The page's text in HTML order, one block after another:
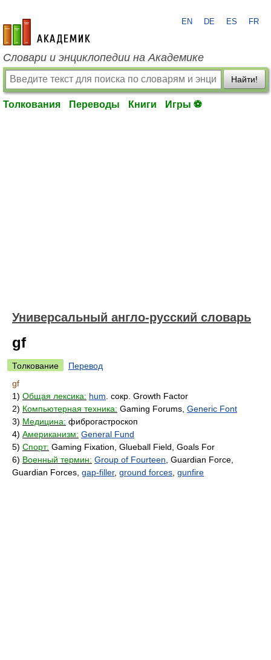
academic.ru
EN DE ES FR
Словари и энциклопедии на Академике
Найти!
Толкования Переводы Книги Игры ⚽
Универсальный англо-русский словарь
gf
Толкование
Перевод
gf
1) Общая лексика: hum . сокр. Growth Factor
2) Компьютерная техника: Gaming Forums, Generic Font
3) Медицина: фиброгастроскоп
4) Американизм: General Fund
5) Спорт: Gaming Fixation, Glueball Field, Goals For
6) Военный термин: Group of Fourteen , Guardian Force,
Guardian Forces, gap-filler, ground forces gunfire